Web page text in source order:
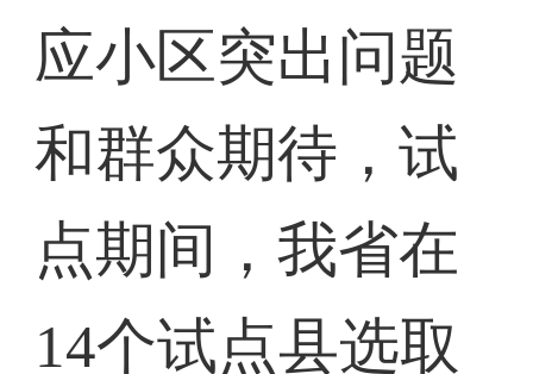
应小区突出问题
和群众期待，试
点期间，我省在
14个试点县选取